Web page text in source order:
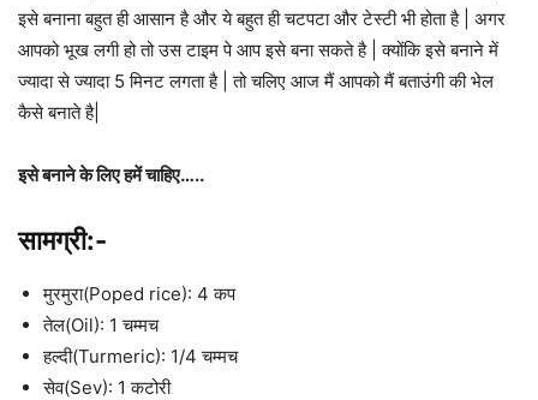
इसे बनाना बहुत ही आसान है और ये बहुत ही चटपटा और टेस्टी भी होता है | अगर
आपको भूख लगी हो तो उस टाइम पे आप इसे बना सकते है | क्योंकि इसे बनाने में
ज्यादा से ज्यादा 5 मिनट लगता है | तो चलिए आज मैं आपको मैं बताउंगी की भेल
कैसे बनाते है|
इसे बनाने के लिए हमें चाहिए…..
सामग्री:-
मुरमुरा(Poped rice): 4 कप
तेल(Oil): 1 चम्मच
हल्दी(Turmeric): 1/4 चम्मच
सेव(Sev): 1 कटोरी